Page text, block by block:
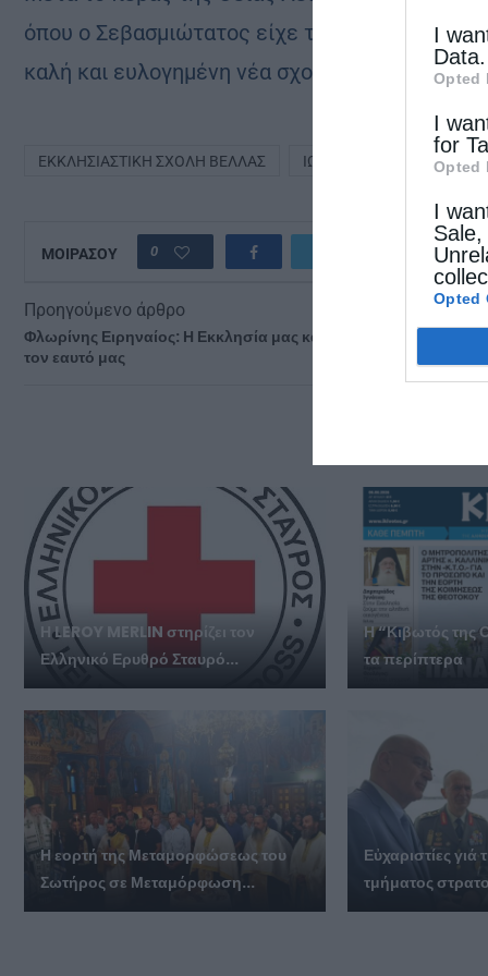
I
Data.
Opted
I
for
Opted
I
Opted
όπου ο Σεβασμιώτατος είχε την ευκαιρία να
καλή και ευλογημένη νέα σχολική χρονιά.
ΕΚΚΛΗΣΙΑΣΤΙΚΉ ΣΧΟΛΉ ΒΕΛΛΆΣ ΙΩΑΝΝΊΝΩΝ ΜΆΞΙΜΟΣ
ΜΟΙΡΑΣΟΥ 0
Προηγούμενο άρθρο
Φλωρίνης Ειρηναίος: Η Εκκλησία μας καλεί να ξεχάσουμε
τον εαυτό μας
Η LEROY MERLIN στηρίζει τον
Ελληνικό Ερυθρό Σταυρό...
Η “Κιβωτός της
τα περίπτερα
Η εορτή της Μεταμορφώσεως του
Σωτήρος σε Μεταμόρφωση...
Εὐχαριστίες
τμήματος